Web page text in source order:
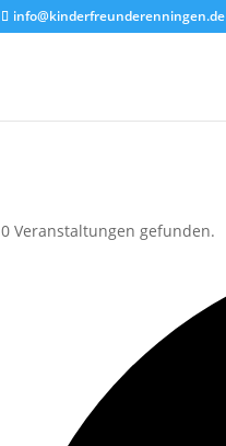
info@kinderfreunderenningen.de
0 Veranstaltungen gefunden.